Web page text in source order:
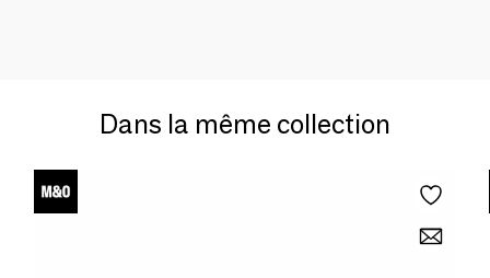
Dans la même collection